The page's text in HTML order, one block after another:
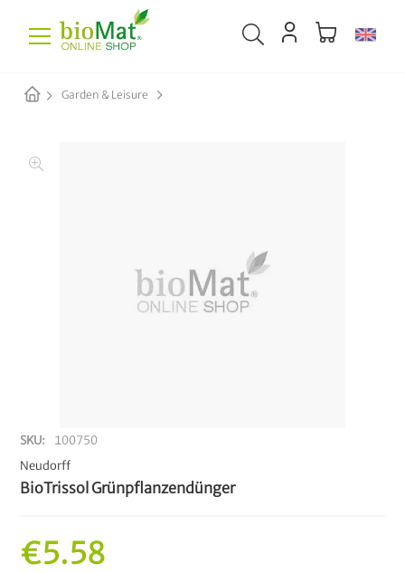
Garden & Leisure
SKU
100750
Neudorff
BioTrissol Grünpflanzendünger
€5.58